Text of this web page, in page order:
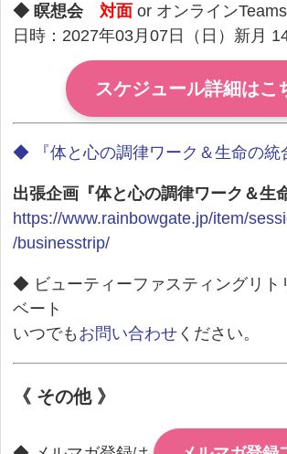
◆ 瞑想会
対面 or オンラインTeams
日時：2027年03月07日（日）新月
スケジュール詳細はこ
◆ 『体と心の調律ワーク＆生命の統
出張企画『体と心の調律ワーク＆生
https://www.rainbowgate.jp/item/
/businesstrip/
◆ ビューティーファスティングリト
ベート
いつでも お問い合わせ ください。
《 その他 》